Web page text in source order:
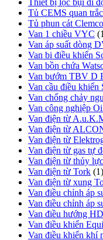
Thiết bị lọc bụi di
Tủ CEMS quan
Tủ phun cát Clemco
Van 1 chiều VYC
Van áp suất dòng
Van bi điều khiển
Van bồn chứa
Van bướm TBV D
Van cầu điều
Van chống chảy
Van công nghiệp
Van điện từ
Van điện từ
Van điện từ
Van điện từ gas tự
Van điện từ thủy
Van điện từ Tork (1)
Van điện từ xung
Van điều chỉnh áp
Van điều chỉnh áp
Van điều hướng
Van điều khiển
Van điều khiển khí